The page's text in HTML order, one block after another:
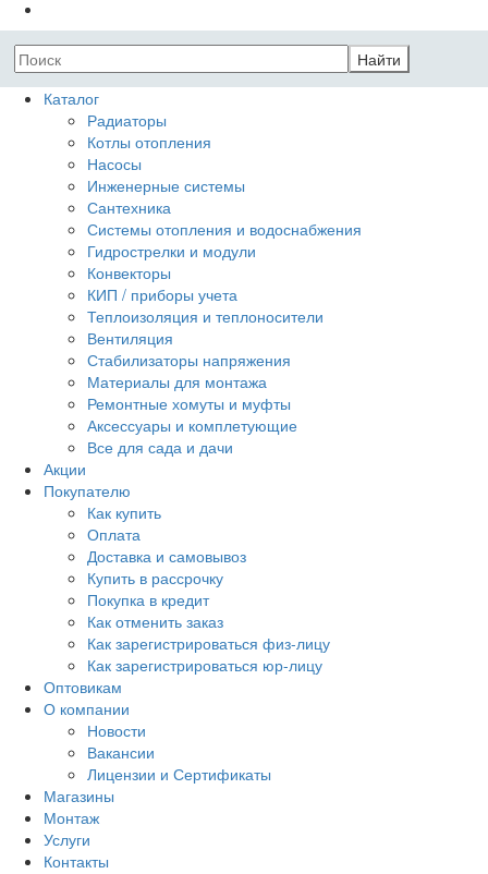
Найти
Каталог
Радиаторы
Котлы отопления
Насосы
Инженерные системы
Сантехника
Системы отопления и водоснабжения
Гидрострелки и модули
Конвекторы
КИП / приборы учета
Теплоизоляция и теплоносители
Вентиляция
Стабилизаторы напряжения
Материалы для монтажа
Ремонтные хомуты и муфты
Аксессуары и комплетующие
Все для сада и дачи
Акции
Покупателю
Как купить
Оплата
Доставка и самовывоз
Купить в рассрочку
Покупка в кредит
Как отменить заказ
Как зарегистрироваться физ-лицу
Как зарегистрироваться юр-лицу
Оптовикам
О компании
Новости
Вакансии
Лицензии и Сертификаты
Магазины
Монтаж
Услуги
Контакты